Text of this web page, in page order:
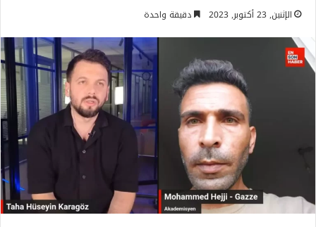
الإثنين, 23 أكتوبر, 2023 دقيقة واحدة